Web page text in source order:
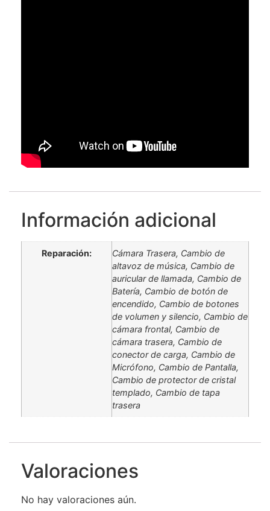
Información adicional
Reparación:
Cámara Trasera, Cambio de
altavoz de música, Cambio de
auricular de llamada, Cambio de
Batería, Cambio de botón de
encendido, Cambio de botones
de volumen y silencio, Cambio de
cámara frontal, Cambio de
cámara trasera, Cambio de
conector de carga, Cambio de
Micrófono, Cambio de Pantalla,
Cambio de protector de cristal
templado, Cambio de tapa
trasera
Valoraciones
No hay valoraciones aún.